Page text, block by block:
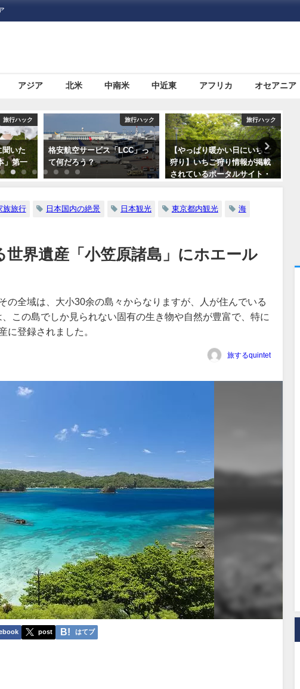
アジア 北米 中南米 中近東 アフリカ オセアニア
旅行ハック
」っ
旅行ハック
【やっぱり暖かい日にいちご
狩り】いちご狩り情報が掲載
されているポータルサイト・
情報サイトまとめ5つ
旅行ハック
いまさら人に聞きにくい！海
外旅行に必要な「ビザ（査
証）」について
族旅行 日本国内の絶景 日本観光 東京都内観光 海
界遺産「小笠原諸島」にホエール
の全域は、大小30余の島々からなりますが、人が住んでいる
この島でしか見られない固有の生き物や自然が豊富で、特に
に登録されました。
旅するquintet
post はてブ